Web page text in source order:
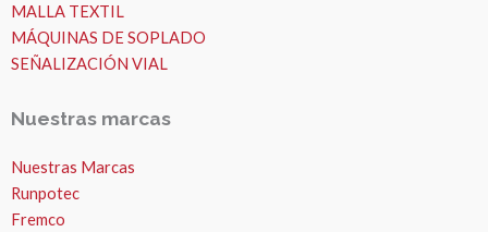
MALLA TEXTIL
MÁQUINAS DE SOPLADO
SEÑALIZACIÓN VIAL
Nuestras marcas
Nuestras Marcas
Runpotec
Fremco